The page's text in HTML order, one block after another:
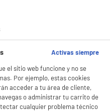
consentimiento, ELECTRO DEPOT
redes sociales
la política de cookies.
Activas siempre
el sitio web funcione y no se
Por ejemplo, estas cookies
acceder a tu área de cliente,
o administrar tu carrito de
cualquier problema técnico